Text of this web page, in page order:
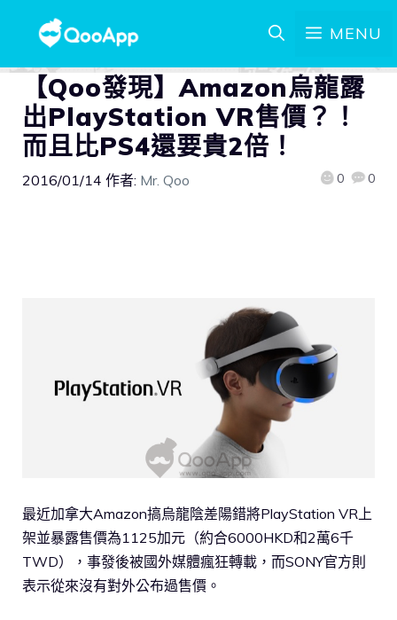
MENU
【Qoo發現】Amazon烏龍露
出PlayStation VR售價？！
而且比PS4還要貴2倍！
2016/01/14 作者: Mr. Qoo 0 0
最近加拿大Amazon搞烏龍陰差陽錯將PlayStation VR上
架並暴露售價為1125加元（約合6000HKD和2萬6千
TWD），事發後被國外媒體瘋狂轉載，而SONY官方則
表示從來沒有對外公布過售價。